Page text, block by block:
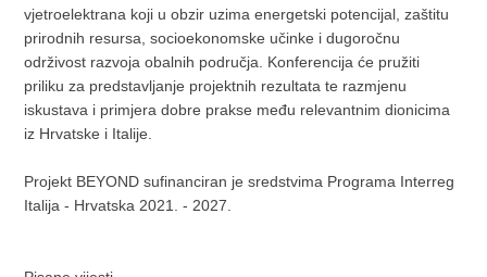
vjetroelektrana koji u obzir uzima energetski potencijal, zaštitu
prirodnih resursa, socioekonomske učinke i dugoročnu
održivost razvoja obalnih područja. Konferencija će pružiti
priliku za predstavljanje projektnih rezultata te razmjenu
iskustava i primjera dobre prakse među relevantnim dionicima
iz Hrvatske i Italije.
Projekt BEYOND sufinanciran je sredstvima Programa Interreg
Italija - Hrvatska 2021. - 2027.